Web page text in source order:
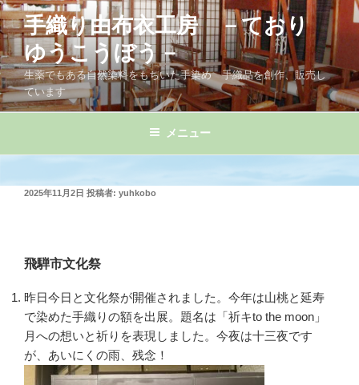
コ
ン
テ
ン
ツ
へ
手織り由布衣工房 －ており
ゆうこうぼう－
生薬でもある自然染料をもちいた手染め 手織品を創作、販売し
ています
メニュー
投
2025年11月2日 投稿者: yuhkobo
飛騨市文化祭
昨日今日と文化祭が開催されました。今年は山桃と延寿
で染めた手織りの額を出展。題名は「祈キto the moon」
月への想いと祈りを表現しました。今夜は十三夜です
が、あいにくの雨、残念！